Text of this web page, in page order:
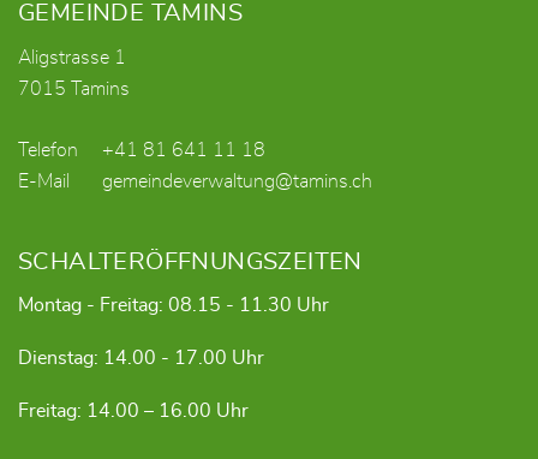
GEMEINDE TAMINS
Aligstrasse 1
7015 Tamins
Telefon
+41 81 641 11 18
E-Mail
gemeindeverwaltung@tamins.ch
SCHALTERÖFFNUNGSZEITEN
Montag - Freitag: 08.15 - 11.30 Uhr
Dienstag: 14.00 - 17.00 Uhr
Freitag: 14.00 – 16.00 Uhr